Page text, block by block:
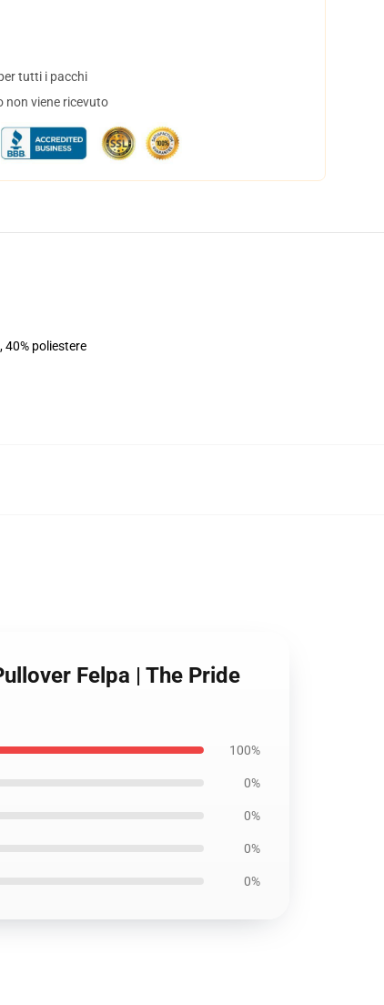
tutti i pacchi
non viene ricevuto
40% poliestere
Felpa | The Pride
100%
0%
0%
0%
0%